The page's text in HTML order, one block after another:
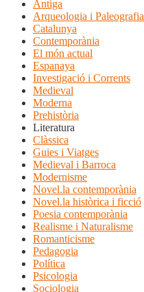
Antiga
Arqueologia i Paleografia
Catalunya
Contemporània
El món actual
Espanaya
Investigació i Corrents
Medieval
Moderna
Prehistòria
Literatura
Clàssica
Guies i Viatges
Medieval i Barroca
Modernisme
Novel.la contemporània
Novel.la històrica i ficció
Poesia contemporània
Realisme i Naturalisme
Romanticisme
Pedagogia
Política
Psicologia
Sociologia